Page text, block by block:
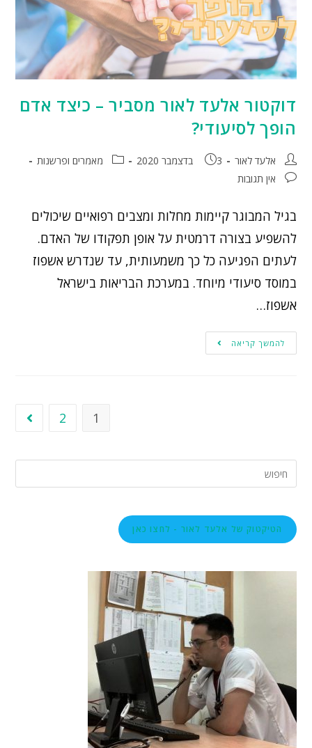
דוקטור אלעד לאור מסביר – כיצד אדם
הופך לסיעודי?
אלעד לאור 3 בדצמבר 2020
מאמרים ופרשנות
אין תגובות
בגיל המבוגר קיימות מחלות ומצבים רפואיים שיכולים
להשפיע בצורה דרמטית על אופן תפקודו של האדם.
לעתים הפגיעה כל כך משמעותית, עד שנדרש אשפוז
במוסד סיעודי מיוחד. במערכת הבריאות בישראל
אשפוז…
להמשך קריאה
1
2
הטיקטוק של אלעד לאור - לחצו כאן